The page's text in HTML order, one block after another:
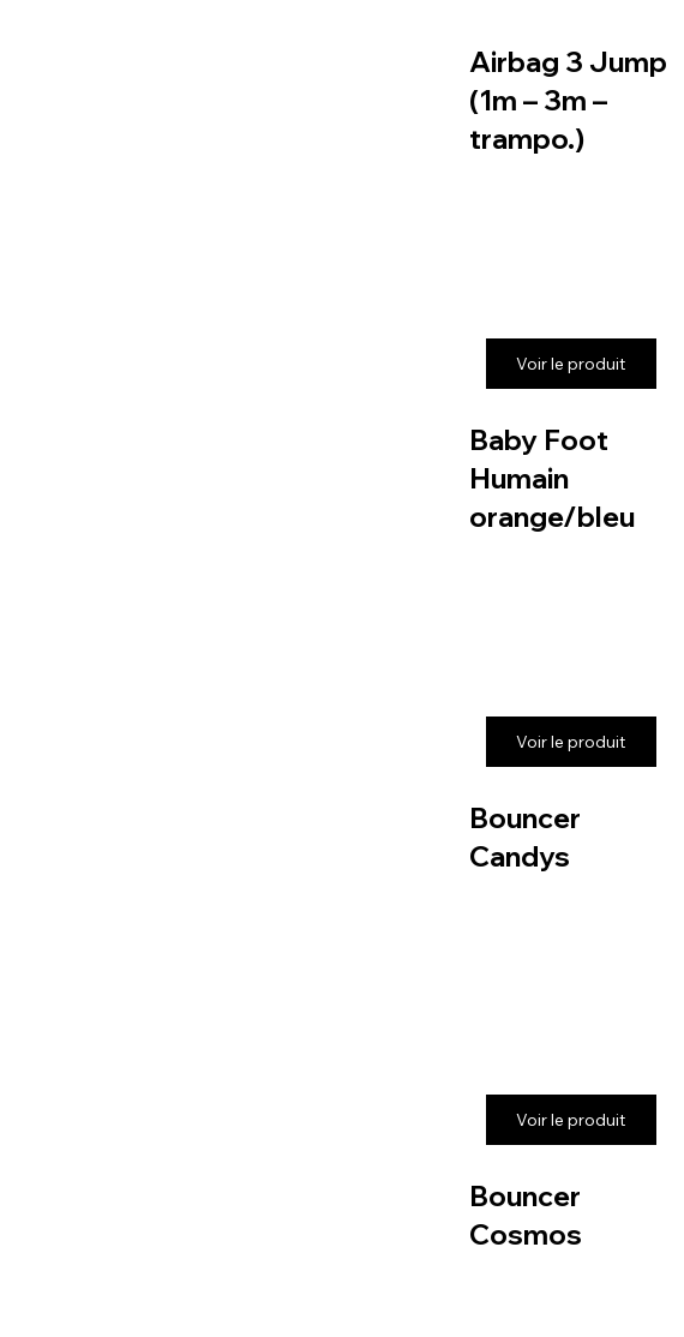
Airbag 3 Jump
(1m – 3m –
trampo.)
Voir le produit
Baby Foot
Humain
orange/bleu
Voir le produit
Bouncer
Candys
Voir le produit
Bouncer
Cosmos